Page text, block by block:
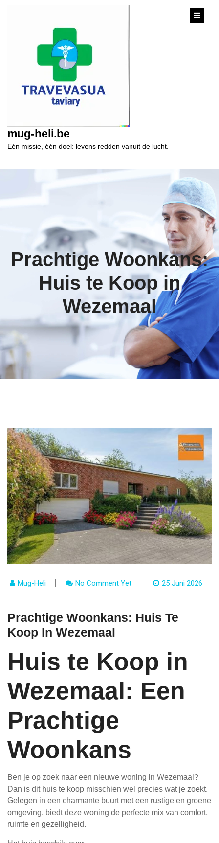
mug-heli.be
Eén missie, één doel: levens redden vanuit de lucht.
Prachtige Woonkans:
Huis te Koop in
Wezemaal
Mug-Heli No Comment Yet 25 Juni 2026
Prachtige Woonkans: Huis Te
Koop In Wezemaal
Huis te Koop in
Wezemaal: Een
Prachtige
Woonkans
Ben je op zoek naar een nieuwe woning in Wezemaal?
Dan is dit huis te koop misschien wel precies wat je zoekt.
Gelegen in een charmante buurt met een rustige en groene
omgeving, biedt deze woning de perfecte mix van comfort,
ruimte en gezelligheid.